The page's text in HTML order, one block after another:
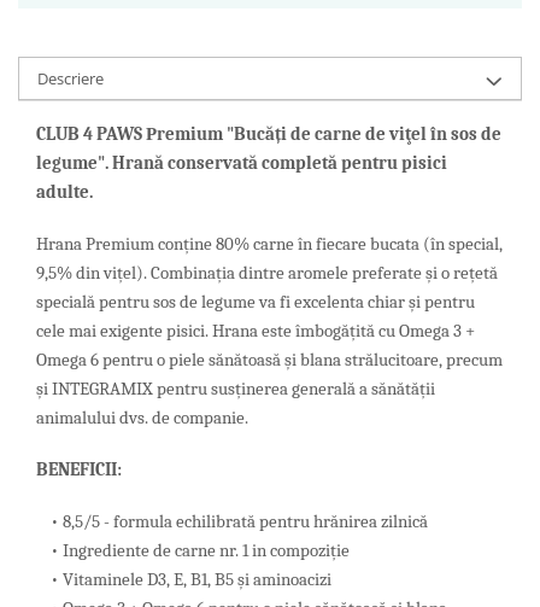
Descriere
CLUB 4 PAWS Рremium "Bucăți de carne de viţel în sos de
legume". Hrană conservată completă pentru pisici
adulte.
Hrana Premium conține 80% carne în fiecare bucata (în special,
9,5% din vițel). Combinația dintre aromele preferate și o rețetă
specială pentru sos de legume va fi excelenta chiar și pentru
cele mai exigente pisici. Hrana este îmbogățită cu Omega 3 +
Omega 6 pentru o piele sănătoasă și blana strălucitoare, precum
și INTEGRAMIX pentru susținerea generală a sănătății
animalului dvs. de companie.
BENEFICII:
• 8,5/5 - formula echilibrată pentru hrănirea zilnică
• Ingrediente de carne nr. 1 in compoziție
• Vitaminele D3, E, B1, B5 și aminoacizi